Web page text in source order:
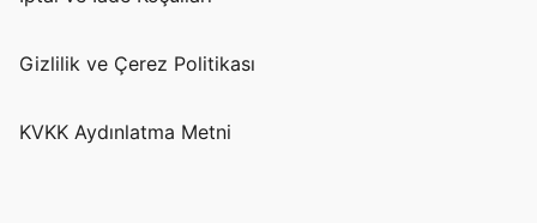
Gizlilik ve Çerez Politikası
KVKK Aydınlatma Metni